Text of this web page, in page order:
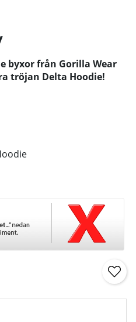
byxor från Gorilla Wear
tröjan Delta Hoodie!